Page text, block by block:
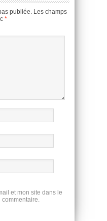
publiée. Les champs
*
et mon site dans le
commentaire.